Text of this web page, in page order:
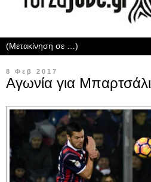
8 Φεβ 2017
Αγωνία για Μπαρτσάλι